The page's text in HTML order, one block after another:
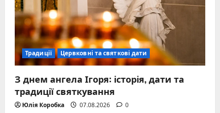
Традиції Цервковні та святкові дати
З днем ангела Ігоря: історія, дати та
традиції святкування
Юлія Коробка 07.08.2026 0